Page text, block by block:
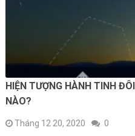
HIỆN TƯỢNG HÀNH TINH
NÀO?
Tháng 12 20, 2020 0